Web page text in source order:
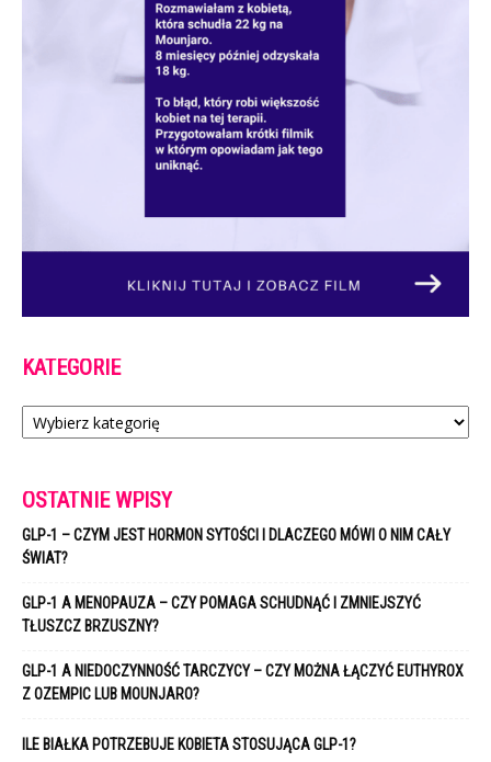
KATEGORIE
Kategorie
OSTATNIE WPISY
GLP-1 – CZYM JEST HORMON SYTOŚCI I DLACZEGO MÓWI O NIM CAŁY
ŚWIAT?
GLP-1 A MENOPAUZA – CZY POMAGA SCHUDNĄĆ I ZMNIEJSZYĆ
TŁUSZCZ BRZUSZNY?
GLP-1 A NIEDOCZYNNOŚĆ TARCZYCY – CZY MOŻNA ŁĄCZYĆ EUTHYROX
Z OZEMPIC LUB MOUNJARO?
ILE BIAŁKA POTRZEBUJE KOBIETA STOSUJĄCA GLP-1?